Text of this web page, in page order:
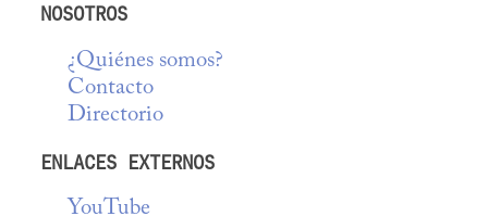
NOSOTROS
¿Quiénes somos?
Contacto
Directorio
ENLACES EXTERNOS
YouTube